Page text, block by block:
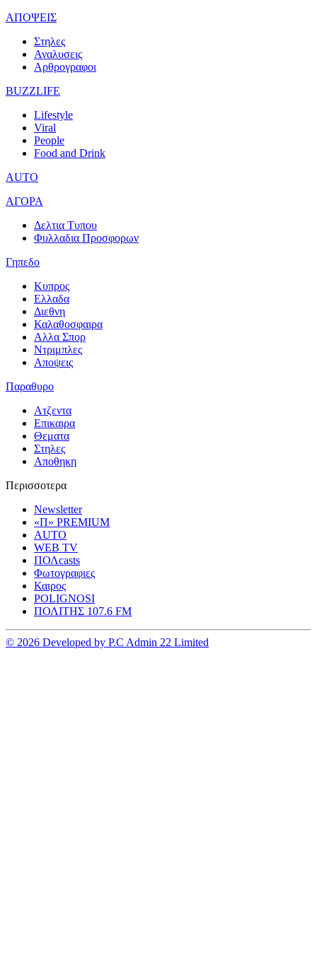
ΑΠΟΨΕΙΣ
Στηλες
Αναλυσεις
Αρθρογραφοι
BUZZLIFE
Lifestyle
Viral
People
Food and Drink
AUTO
ΑΓΟΡΑ
Δελτια Τυπου
Φυλλαδια Προσφορων
Γηπεδο
Κυπρος
Ελλαδα
Διεθνη
Καλαθοσφαιρα
Αλλα Σπορ
Ντριμπλες
Αποψεις
Παραθυρο
Ατζεντα
Επικαιρα
Θεματα
Στηλες
Αποθηκη
Περισσοτερα
Newsletter
«Π» PREMIUM
AUTO
WEB TV
ΠΟΛcasts
Φωτογραφιες
Καιρος
POLIGNOSI
ΠΟΛΙΤΗΣ 107.6 FM
© 2026 Developed by P.C Admin 22 Limited